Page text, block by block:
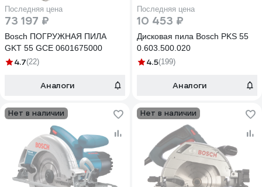
Последняя цена
73 197 ₽
Bosch ПОГРУЖНАЯ ПИЛА
GKT 55 GCE 0601675000
4.7(22)
Аналоги
Последняя цена
10 453 ₽
Дисковая пила Bosch PKS 55
0.603.500.020
4.5(199)
Аналоги
Нет в наличии Нет в наличии